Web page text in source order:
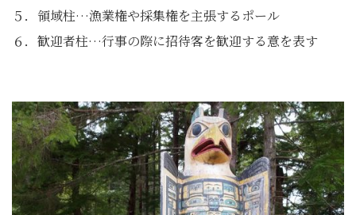
５．領域柱…漁業権や採集権を主張するポール
６．歓迎者柱…行事の際に招待客を歓迎する意を表す